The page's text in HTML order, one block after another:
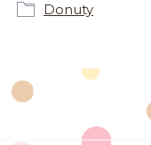
Donuty